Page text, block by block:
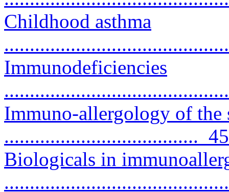
Childhood asthma
Immunodeficiencies
Immuno-allergology of the
...................................... 45
Biologicals in